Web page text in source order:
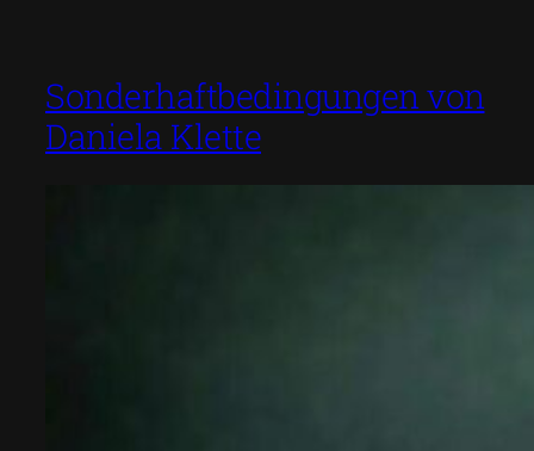
Sonderhaftbedingungen von
Daniela Klette